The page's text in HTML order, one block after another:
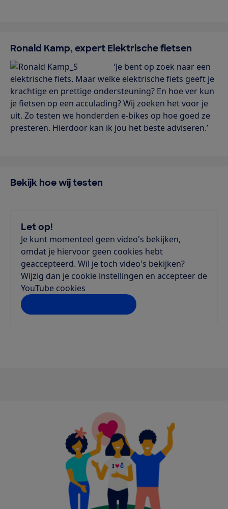
Ronald Kamp, expert Elektrische fietsen
‘Je bent op zoek naar een
elektrische fiets. Maar welke elektrische fiets geeft je
krachtige en prettige ondersteuning? En hoe ver kun
je fietsen op een acculading? Wij zoeken het voor je
uit. Zo testen we honderden e-bikes op hoe goed ze
presteren. Hierdoor kan ik jou het beste adviseren.’
Bekijk hoe wij testen
Let op!
Je kunt momenteel geen video's bekijken,
omdat je hiervoor geen cookies hebt
geaccepteerd. Wil je toch video's bekijken?
Wijzig dan je cookie instellingen en accepteer de
YouTube cookies